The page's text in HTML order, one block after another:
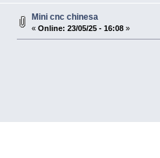
Mini cnc chinesa
«Online: 23/05/25 - 16:08 »